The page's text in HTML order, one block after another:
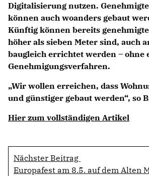
Digitalisierung nutzen.
können auch woanders gebaut
Künftig können bereits
höher als sieben Meter sind, auch
baugleich errichtet werden – ohne
Genehmigungsverfahren.
Wir wollen erreichen, dass
und günstiger gebaut werden“, so
Hier zum vollständigen Artikel
Nächster Beitrag
Europafest am 8.5. auf dem Alten